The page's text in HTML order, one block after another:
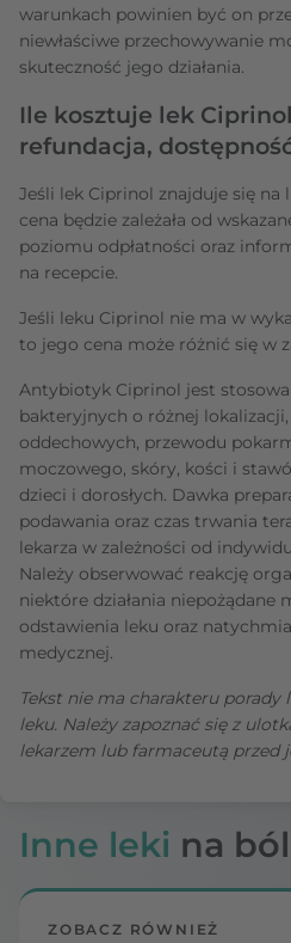
warunkach powinien być on
niewłaściwe przechowywanie
skuteczność jego działania.
Ile kosztuje lek
refundacja,
Jeśli lek Ciprinol znajduje się
cena będzie zależała od
poziomu odpłatności oraz
na recepcie.
Jeśli leku Ciprinol nie ma w
to jego cena może różnić się w
Antybiotyk Ciprinol jest
bakteryjnych o różnej
oddechowych, przewodu
moczowego, skóry, kości i
dzieci i dorosłych. Dawka
podawania oraz czas trwania
lekarza w zależności od
Należy obserwować reakcję
niektóre działania niepożądane
odstawienia leku oraz
medycznej.
Tekst nie ma charakteru
leku. Należy zapoznać się z
lekarzem lub farmaceutą przed
Inne leki na
ZOBACZ RÓWNIEŻ